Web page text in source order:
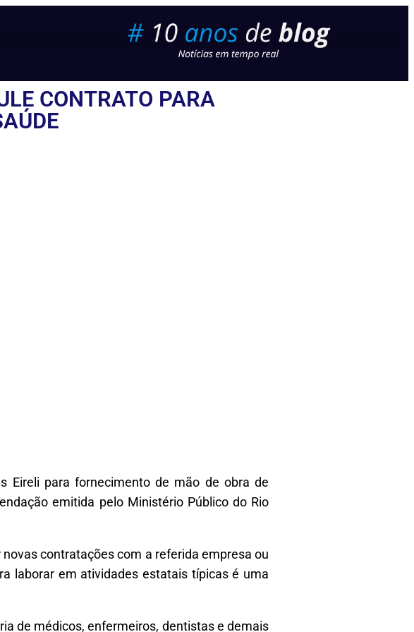
CONTRATO PARA
Eireli para fornecimento de mão de obra de
emitida pelo Ministério Público do Rio
contratações com a referida empresa ou
laborar em atividades estatais típicas é uma
de médicos, enfermeiros, dentistas e demais